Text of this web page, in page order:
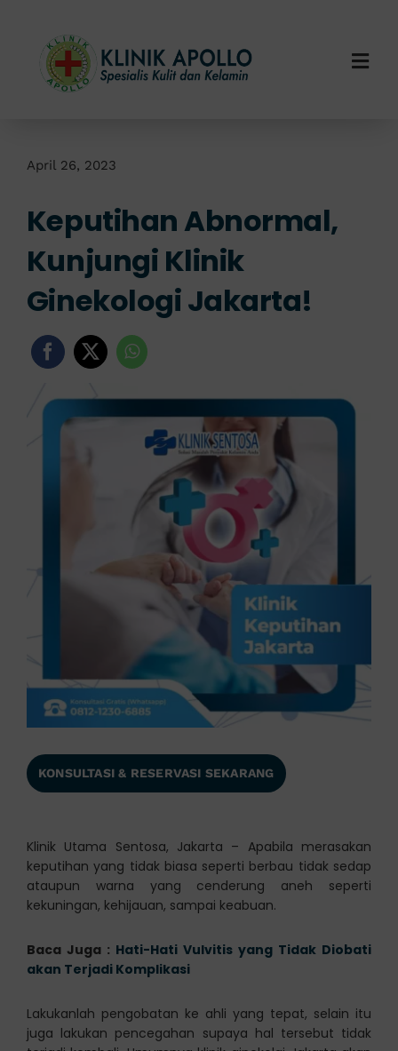
content
Layanan Kami
Info Klinik
April 26, 2023
Keputihan Abnormal,
Kunjungi Klinik
Ginekologi Jakarta!
KONSULTASI & RESERVASI SEKARANG
Klinik Utama Sentosa, Jakarta – Apabila merasakan
keputihan yang tidak biasa seperti berbau tidak sedap
ataupun warna yang cenderung aneh seperti
kekuningan, kehijauan, sampai keabuan.
Baca Juga : Hati-Hati Vulvitis yang Tidak Diobati
akan Terjadi Komplikasi
Lakukanlah pengobatan ke ahli yang tepat, selain itu
juga lakukan pencegahan supaya hal tersebut tidak